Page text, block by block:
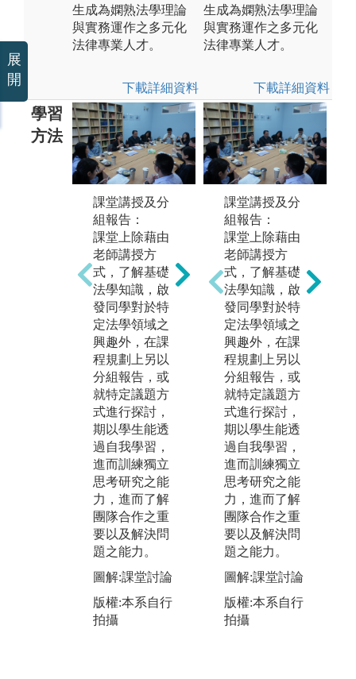
生成為嫻熟法學理論
與實務運作之多元化
法律專業人才。
下載詳細資料
生成為嫻熟法學理論
與實務運作之多元化
法律專業人才。
下載詳細資料
學習
方法
課堂講授及分
組報告：
課堂上除藉由
老師講授方
式，了解基礎
法學知識，啟
發同學對於特
定法學領域之
興趣外，在課
程規劃上另以
分組報告，或
就特定議題方
式進行探討，
期以學生能透
過自我學習，
進而訓練獨立
思考研究之能
力，進而了解
團隊合作之重
要以及解決問
題之能力。
圖解:課堂討論
版權:本系自行
拍攝
教學：
學生需於合作
單位完成24小
時實習，透過
接觸案件當事
人及參與討論
之過程，觀察
法律如何運用
在實際生活。
另有實務經驗
豐富的專技教
師進行授課，
將案例帶進課
堂，從各種面
向切入思考，
幫助學生瞭解
職場所需能力
與特質，俾將
所學與實務接
軌。
至士林地院參
加實習前講習
版權:本系自行
課堂講授及分
組報告：
課堂上除藉由
老師講授方
式，了解基礎
法學知識，啟
發同學對於特
定法學領域之
興趣外，在課
程規劃上另以
分組報告，或
就特定議題方
式進行探討，
期以學生能透
過自我學習，
進而訓練獨立
思考研究之能
力，進而了解
團隊合作之重
要以及解決問
題之能力。
圖解:課堂討論
版權:本系自行
拍攝
展
開